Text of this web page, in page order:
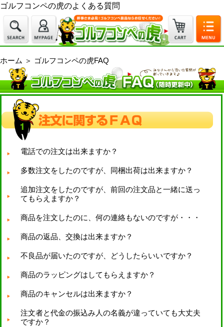
ゴルフコンペの虎のよくある質問
ホーム ＞ ゴルフコンペの虎FAQ
電話での注文は出来ますか？
多数注文をしたのですが、同梱出荷は出来ますか？
追加注文をしたのですが、前回の注文品と一緒に送っ
てもらえますか？
商品を注文したのに、何の連絡もないのですが・・・
商品の返品、交換は出来ますか？
不良品が届いたのですが、どうしたらいいですか？
商品のラッピングはしてもらえますか？
商品のキャンセルは出来ますか？
注文者と代金の振込み人の名義が違っていても大丈夫
ですか？